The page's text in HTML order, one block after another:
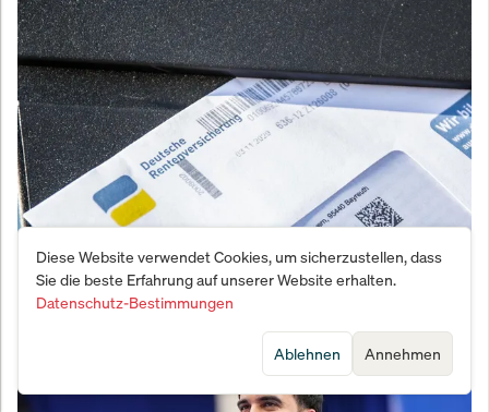
Wie der Geheim-Plan von Merz und Bas die
deutschen Rentner an den Abgrund treibt
Diese Website verwendet Cookies, um sicherzustellen, dass
Sie die beste Erfahrung auf unserer Website erhalten.
Datenschutz-Bestimmungen
Annehmen
Ablehnen